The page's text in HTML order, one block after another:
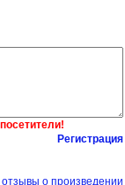
Регистрация
о произведении